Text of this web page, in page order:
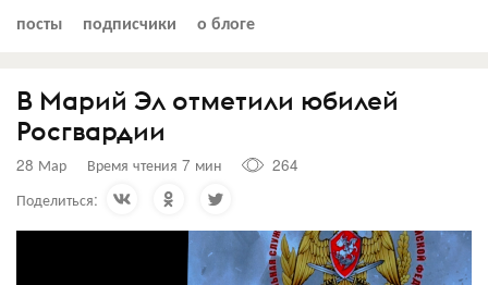
посты подписчики о блоге
В Марий Эл отметили юбилей
Росгвардии
28 Мар Время чтения 7 мин
264
Поделиться: